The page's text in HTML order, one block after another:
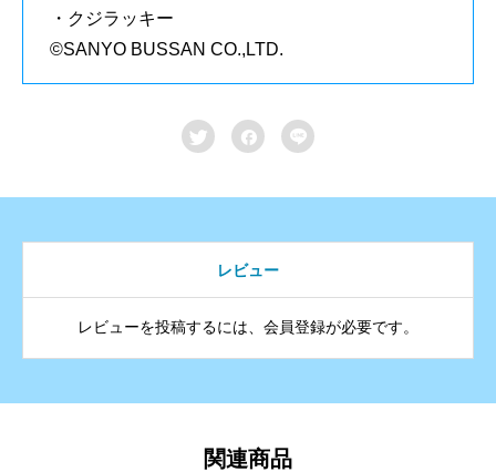
・クジラッキー
©︎SANYO BUSSAN CO.,LTD.
  
レビュー
レビューを投稿するには、会員登録が必要です。
関連商品